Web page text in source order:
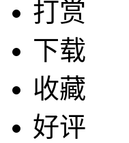
打赏
下载
收藏
好评